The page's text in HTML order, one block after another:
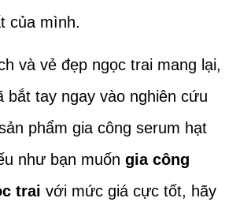
của mình.
và vẻ đẹp ngọc trai mang lại,
bắt tay ngay vào nghiên cứu
phẩm gia công serum hạt
như bạn muốn gia công
trai với mức giá cực tốt, hãy